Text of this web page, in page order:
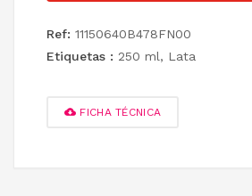
Ref: 11150640B478FN00
Etiquetas : 250 ml, Lata
FICHA TÉCNICA